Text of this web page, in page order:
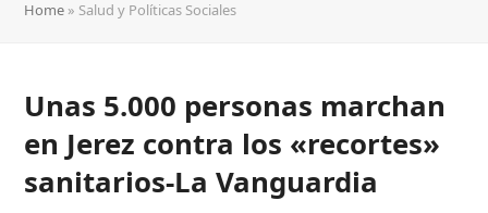
Home » Salud y Políticas Sociales
Unas 5.000 personas marchan
en Jerez contra los «recortes»
sanitarios-La Vanguardia